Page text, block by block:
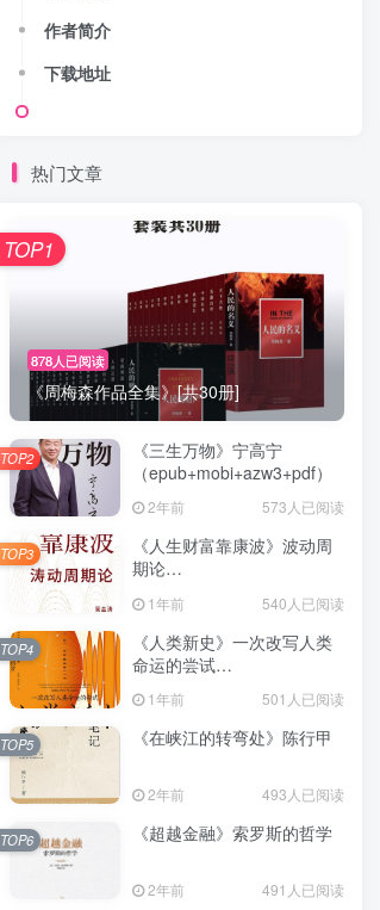
作者简介
下载地址
热门文章
878人已阅读
《周梅森作品全集》[共30册]
TOP1
《三生万物》宁高宁
（epub+mobi+azw3+pdf）
2年前 573人已阅读
TOP2
《人生财富靠康波》波动周
期论
1年前 540人已阅读
TOP3
《人类新史》一次改写人类
命运的尝试
1年前 501人已阅读
TOP4
《在峡江的转弯处》陈行甲
2年前 493人已阅读
TOP5
《超越金融》索罗斯的哲学
2年前 491人已阅读
TOP6